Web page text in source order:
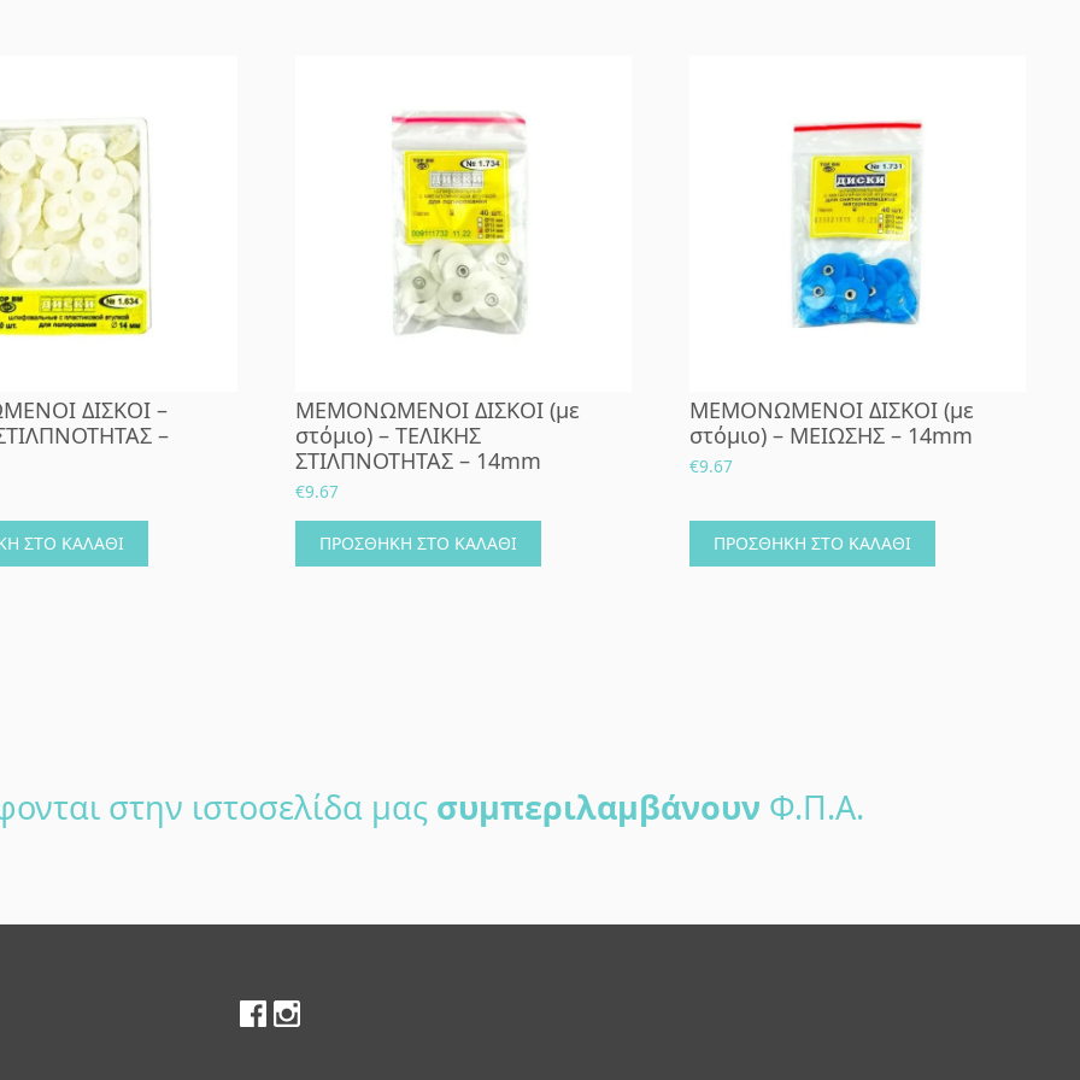
ΔΙΣΚΟΙ –
–
ΣΤΟ ΚΑΛΆΘΙ
ΜΕΜΟΝΩΜΕΝΟΙ ΔΙΣΚΟΙ (με
στόμιο) – ΤΕΛΙΚΗΣ
ΣΤΙΛΠΝΟΤΗΤΑΣ – 14mm
€9.67
ΠΡΟΣΘΉΚΗ ΣΤΟ ΚΑΛΆΘΙ
ΜΕΜΟΝΩΜΕΝΟΙ ΔΙΣΚΟΙ (με
στόμιο) – ΜΕΙΩΣΗΣ – 14mm
€9.67
ΠΡΟΣΘΉΚΗ ΣΤΟ ΚΑΛΆΘΙ
στην ιστοσελίδα μας συμπεριλαμβάνουν Φ.Π.Α.